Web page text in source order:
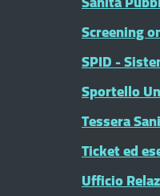
Screening
SPID -
Sportello
Tessera
Ticket ed
Ufficio